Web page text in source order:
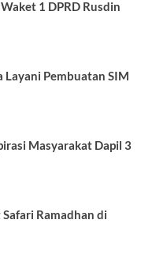
1 DPRD Rusdin
Layani Pembuatan SIM
Masyarakat Dapil 3
Ramadhan di